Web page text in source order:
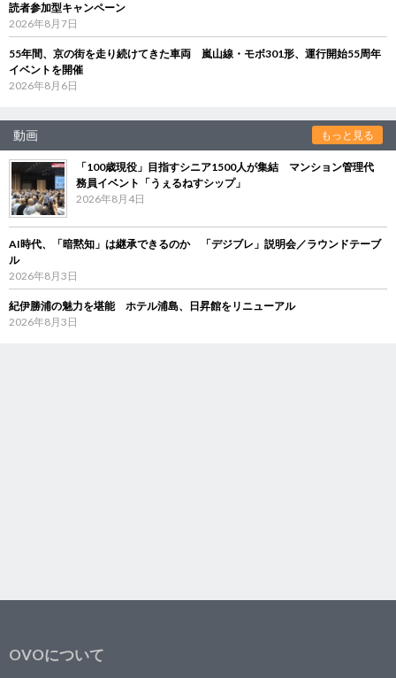
読者参加型キャンペーン
2026年8月7日
55年間、京の街を走り続けてきた車両 嵐山線・モボ301形、運行開始55周年
イベントを開催
2026年8月6日
動画 もっと見る
「100歳現役」目指すシニア1500人が集結 マンション管理代
務員イベント「うぇるねすシップ」
2026年8月4日
AI時代、「暗黙知」は継承できるのか 「デジブレ」説明会／ラウンドテーブ
ル
2026年8月3日
紀伊勝浦の魅力を堪能 ホテル浦島、日昇館をリニューアル
2026年8月3日
OVOについて